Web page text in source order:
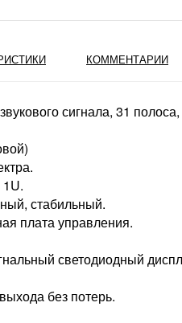
КОММЕНТАРИИ
сигнала, 31
стабильный.
плата управления.
светодиодный
без потерь.